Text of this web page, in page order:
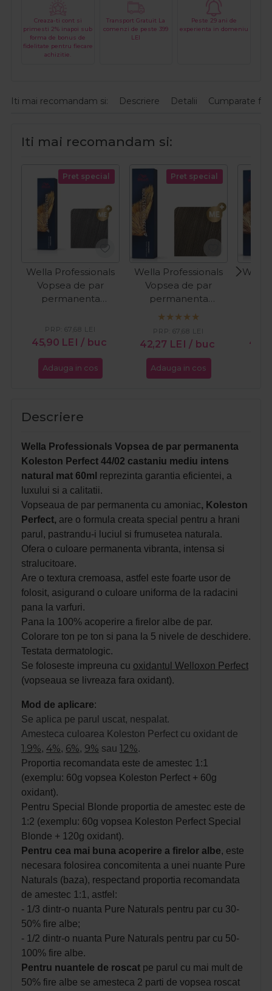
Creaza-ti cont si
primesti 2% inapoi sub
forma de bonus de
fidelitate pentru fiecare
achizitie.
Transport Gratuit La
comenzi de peste 399
LEI
Peste 29 ani de
experienta in domeniu
Iti mai recomandam si: Descriere Detalii Cumparate
Iti mai recomandam si:
Pret special
Wella Professionals
Vopsea de par
permanenta
4/82 castaniu mediu
albastrui mat 60ml
45,90 LEI / buc
PRP:67,68 LEI
Adauga in cos
Pret special
Wella Professionals
Vopsea de par
permanenta
Koleston Perfect 5/1
cenusiu 60ml
42,27 LEI / buc
PRP:67,68 LEI
Adauga in cos
Wella
Descriere
Wella Professionals Vopsea de par permanenta
Koleston Perfect 44/02 castaniu mediu intens
natural mat 60ml reprezinta garantia eficientei, a
luxului si a calitatii.
Vopseaua de par permanenta cu amoniac, Koleston
Perfect, are o formula creata special pentru a hrani
parul, pastrandu-i luciul si frumusetea naturala.
Ofera o culoare permanenta vibranta, intensa si
stralucitoare.
Are o textura cremoasa, astfel este foarte usor de
folosit, asigurand o culoare uniforma de la radacini
pana la varfuri.
Pana la 100% acoperire a firelor albe de par.
Colorare ton pe ton si pana la 5 nivele de deschidere.
Testata dermatologic.
Se foloseste impreuna cu oxidantul Welloxon Perfect
(vopseaua se livreaza fara oxidant).
Mod de aplicare:
Se aplica pe parul uscat, nespalat.
Amesteca culoarea Koleston Perfect cu oxidant de
1.9%, 4%, 6%, 9% sau 12%.
Proportia recomandata este de amestec 1:1
(exemplu: 60g vopsea Koleston Perfect + 60g
oxidant).
Pentru Special Blonde proportia de amestec este de
1:2 (exemplu: 60g vopsea Koleston Perfect Special
Blonde + 120g oxidant).
Pentru cea mai buna acoperire a firelor albe, este
necesara folosirea concomitenta a unei nuante Pure
Naturals (baza), respectand proportia recomandata
de amestec 1:1, astfel:
- 1/3 dintr-o nuanta Pure Naturals pentru par cu 30-
50% fire albe;
- 1/2 dintr-o nuanta Pure Naturals pentru par cu 50-
100% fire albe.
Pentru nuantele de roscat pe parul cu mai mult de
50% fire albe se amesteca 2 parti de vopsea roscat